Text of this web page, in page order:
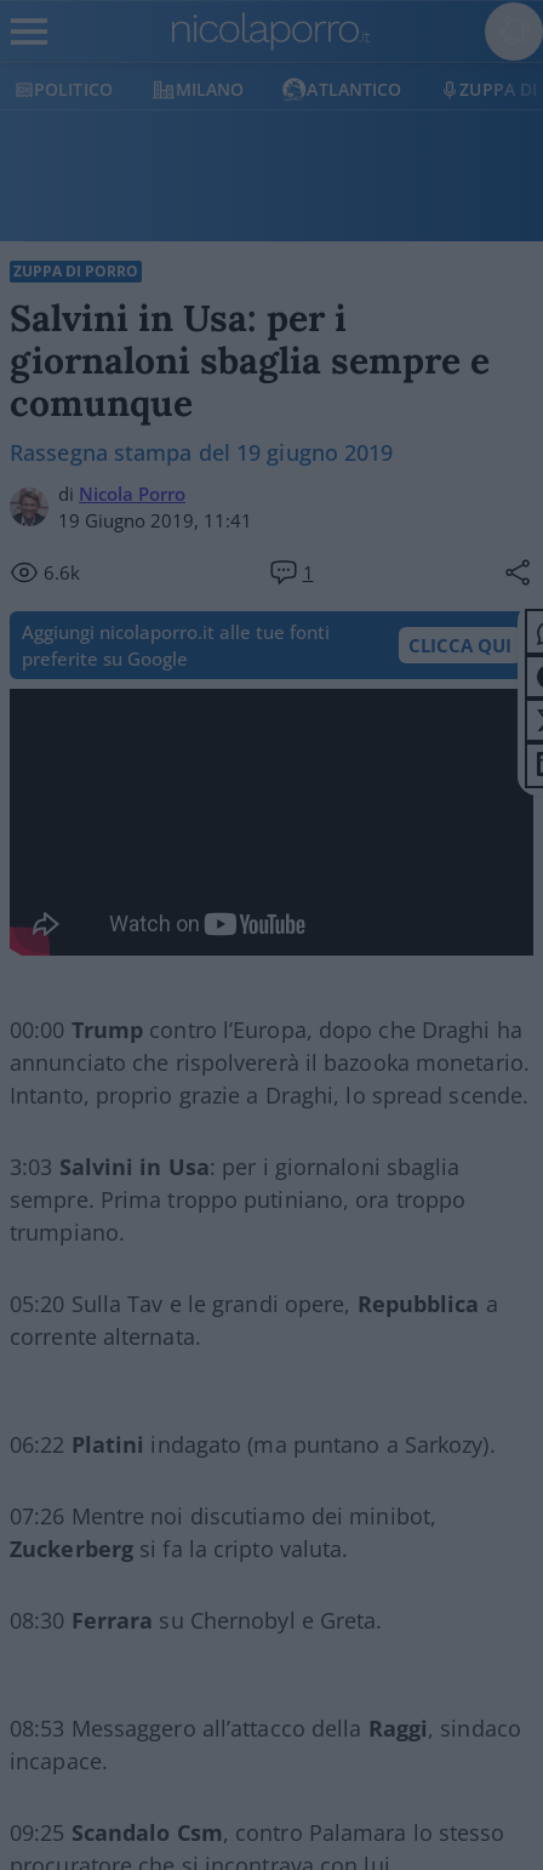
POLITICO MILANO ATLANTICO ZUPPA DI
ZUPPA DI PORRO
Salvini in Usa: per i
giornaloni sbaglia sempre e
comunque
Rassegna stampa del 19 giugno 2019
di Nicola Porro
19 Giugno 2019, 11:41
6.6k 1
Aggiungi nicolaporro.it alle tue fonti
preferite su Google
CLICCA QUI
00:00 Trump contro l’Europa, dopo che Draghi ha
annunciato che rispolvererà il bazooka monetario.
Intanto, proprio grazie a Draghi, lo spread scende.
3:03 Salvini in Usa: per i giornaloni sbaglia
sempre. Prima troppo putiniano, ora troppo
trumpiano.
05:20 Sulla Tav e le grandi opere, Repubblica a
corrente alternata.
06:22 Platini indagato (ma puntano a Sarkozy).
07:26 Mentre noi discutiamo dei minibot,
Zuckerberg si fa la cripto valuta.
08:30 Ferrara su Chernobyl e Greta.
08:53 Messaggero all’attacco della Raggi, sindaco
incapace.
09:25 Scandalo Csm, contro Palamara lo stesso